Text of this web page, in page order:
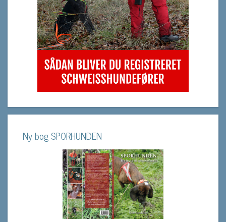
Ny bog SPORHUNDEN